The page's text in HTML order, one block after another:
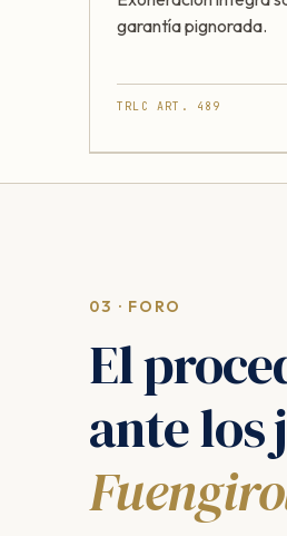
garantía pignorada.
TRLC ART. 489
03 · FORO
El
ante los